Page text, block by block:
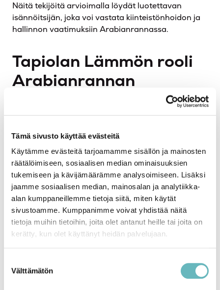
Tämä sivusto käyttää evästeitä
Käytämme evästeitä tarjoamamme sisällön ja mainosten
räätälöimiseen, sosiaalisen median ominaisuuksien
tukemiseen ja kävijämäärämme analysoimiseen. Lisäksi
jaamme sosiaalisen median, mainosalan ja analytiikka-
alan kumppaneillemme tietoja siitä, miten käytät
sivustoamme. Kumppanimme voivat yhdistää näitä
tietoja muihin tietoihin, joita olet antanut heille tai joita on
kerätty, kun olet käyttänyt heidän palvelujaan.
valinta
Välttämätön
Näitä tekijöitä arvioimalla löydät luotettavan
isännöitsijän, joka voi vastata kiinteistönhoidon ja
hallinnon vaatimuksiin Arabianrannassa.
Tapiolan Lämmön rooli
Arabianrannan
Tapiolan Lämpö tarjoaa monipuolisia
isännöintipalveluja Arabianrannassa, yhdistäen
modernin kiinteistönhoidon ja asiakaskeskeisen
palvelun. Meidän asiantuntijatiimimme koostuu
kokeneista isännöitsijöistä, jotka tuntevat
Arabianrannan erityispiirteet ja voivat tarjota
räätälöityjä ratkaisuja asiakkaidemme tarpeisiin.
Tavoitteenamme on varmistaa, että jokainen
asunto-osakeyhtiö saa parhaan mahdollisen
palvelun ja että kiinteistöt pysyvät hyvässä
Palvelumme kattavat kaiken tarvittavan